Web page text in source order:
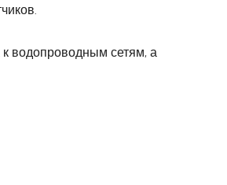
водопроводным сетям, а